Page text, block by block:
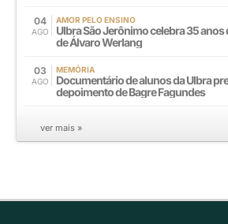
04
AGO
AMOR PELO ENSINO
Ulbra São Jerônimo celebra 35 anos
de Álvaro Werlang
03
AGO
MEMÓRIA
Documentário de alunos da Ulbra
depoimento de Bagre Fagundes
ver mais »